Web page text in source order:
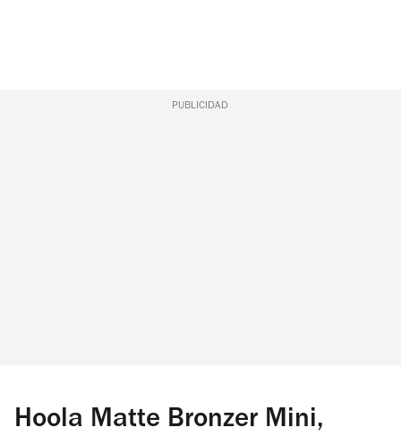
PUBLICIDAD
Hoola Matte Bronzer Mini,